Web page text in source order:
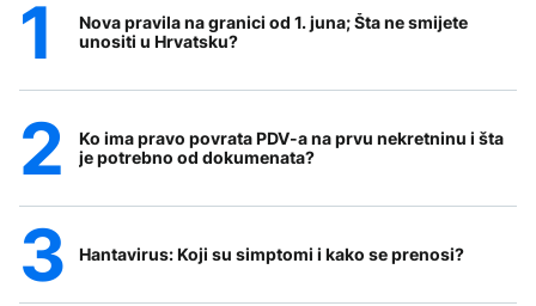
Nova pravila na granici od 1. juna; Šta ne smijete
unositi u Hrvatsku?
Ko ima pravo povrata PDV-a na prvu nekretninu i šta
je potrebno od dokumenata?
Hantavirus: Koji su simptomi i kako se prenosi?